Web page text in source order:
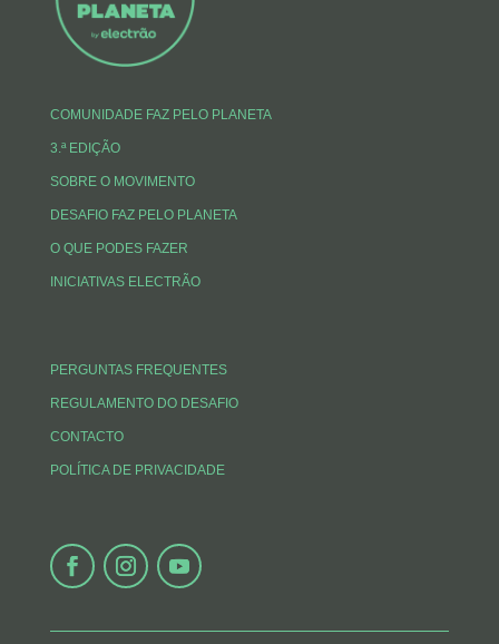
COMUNIDADE FAZ PELO PLANETA
3.ª EDIÇÃO
SOBRE O MOVIMENTO
DESAFIO FAZ PELO PLANETA
O QUE PODES FAZER
INICIATIVAS ELECTRÃO
PERGUNTAS FREQUENTES
REGULAMENTO DO DESAFIO
CONTACTO
POLÍTICA DE PRIVACIDADE